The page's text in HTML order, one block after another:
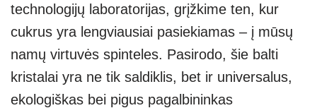
technologijų laboratorijas, grįžkime ten, kur
cukrus yra lengviausiai pasiekiamas – į mūsų
namų virtuvės spinteles. Pasirodo, šie balti
kristalai yra ne tik saldiklis, bet ir universalus,
ekologiškas bei pigus pagalbininkas